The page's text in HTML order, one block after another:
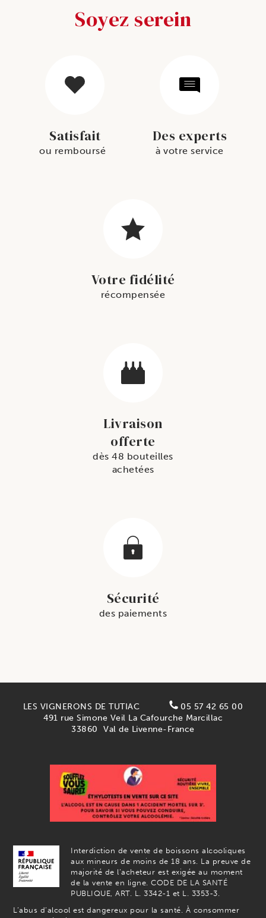
Soyez serein
Satisfait
ou remboursé
Des experts
à votre service
Votre fidélité
récompensée
Livraison
offerte
dès 48 bouteilles
achetées
Sécurité
des paiements
LES VIGNERONS DE TUTIAC
05 57 42 65 00
491 rue Simone Veil La Cafourche Marcillac
33860
Val de Livenne-France
Interdiction de vente de boissons alcooliques
aux mineurs de moins de 18 ans. La preuve de
majorité de l’acheteur est exigée au moment
de la vente en ligne. CODE DE LA SANTÉ
PUBLIQUE, ART. L. 3342-1 et L. 3353-3.
L’abus d’alcool est dangereux pour la santé. À consommer